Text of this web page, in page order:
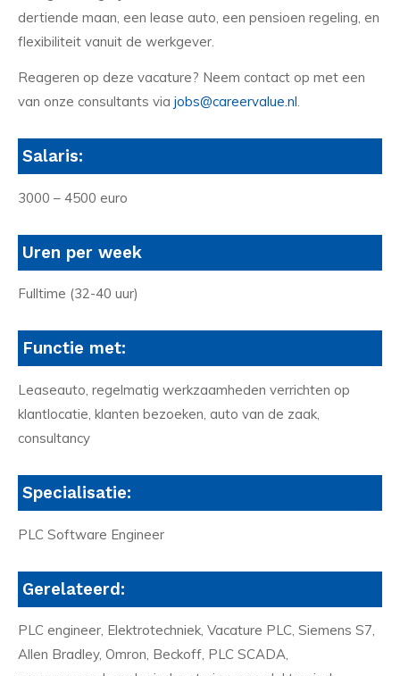
dertiende maan, een lease auto, een pensioen regeling, en
flexibiliteit vanuit de werkgever.
Reageren op deze vacature? Neem contact op met een
van onze consultants via jobs@careervalue.nl.
Salaris:
3000 – 4500 euro
Uren per week
Fulltime (32-40 uur)
Functie met:
Leaseauto, regelmatig werkzaamheden verrichten op
klantlocatie, klanten bezoeken, auto van de zaak,
consultancy
Specialisatie:
PLC Software Engineer
Gerelateerd:
PLC engineer, Elektrotechniek, Vacature PLC, Siemens S7,
Allen Bradley, Omron, Beckoff, PLC SCADA,